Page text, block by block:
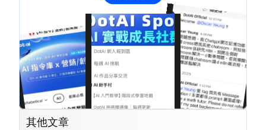
其他文章
AI 創意廣告服務
聯絡我們